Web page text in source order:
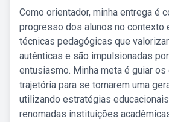
Como orientador, minha entrega é
progresso dos alunos no contexto
técnicas pedagógicas que
autênticas e são impulsionadas
entusiasmo. Minha meta é guiar
trajetória para se tornarem uma
utilizando estratégias
renomadas instituições